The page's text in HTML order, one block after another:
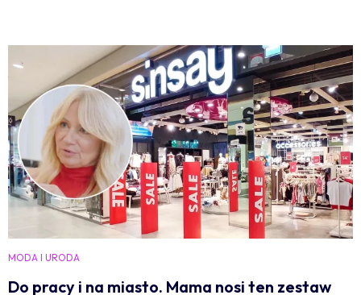
MODA I URODA
Do pracy i na miasto. Mama nosi ten zestaw